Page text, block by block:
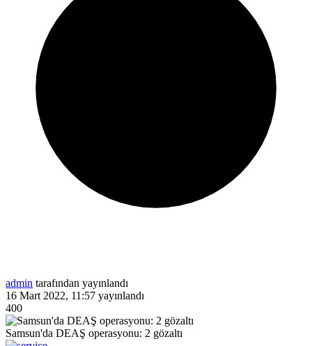
admin tarafından yayınlandı
16 Mart 2022, 11:57 yayınlandı
400
Samsun'da DEAŞ operasyonu: 2 gözaltı